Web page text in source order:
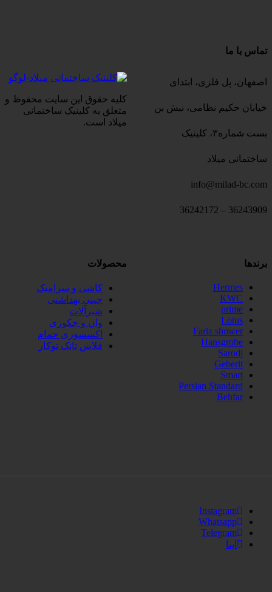
کلیه حقوق این سایت محفوظ و
متعلق به کلینیک ساختمانی
میلاد است.
تماس با ما
اصفهان، پل فلزی، ابتدای
خیابان حکیم نظامی، نبش بن
بست شماره۳، کلینیک
ساختمانی میلاد
info@milad-bc.com
36243909 – 36242172
محصولات
کاشی و سرامیک
چینی بهداشتی
شیرآلات
وان و جکوزی
اکسسوری حمام
فلاش تانک توکار
برندها
Hermes
KWC
prime
Lotus
Fariz shower
Hansgrobe
Sarodi
Geberit
Smart
Persian Standard
Behfar
Instagram
Whatsapp
Telegram
ایتا